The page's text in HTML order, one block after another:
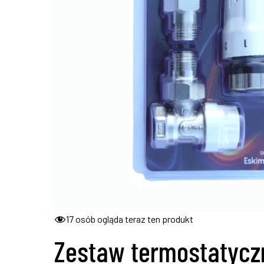
17osób ogląda teraz ten produkt
Zestaw